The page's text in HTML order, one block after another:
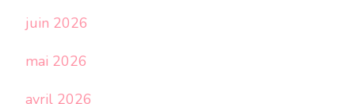
juin 2026
mai 2026
avril 2026